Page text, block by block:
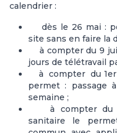
calendrier :
dès le 26 mai :
site sans en faire la
à compter du 9
jours de télétravail
à compter du 1er
permet : passage
semaine ;
à compter du
sanitaire le